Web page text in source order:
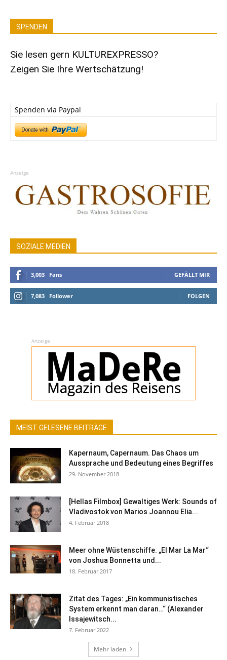
SPENDEN
Sie lesen gern KULTUREXPRESSO?
Zeigen Sie Ihre Wertschätzung!
Spenden via Paypal
Anzeige
SOZIALE MEDIEN
3,003 Fans GEFÄLLT MIR
7,083 Follower FOLGEN
Anzeige
MEIST GELESENE BEITRÄGE
Kapernaum, Capernaum. Das Chaos um
Aussprache und Bedeutung eines Begriffes
29. November 2018
[Hellas Filmbox] Gewaltiges Werk: Sounds of
Vladivostok von Marios Joannou Elia...
4. Februar 2018
Meer ohne Wüstenschiffe. „El Mar La Mar“
von Joshua Bonnetta und...
18. Februar 2017
Zitat des Tages: „Ein kommunistisches
System erkennt man daran…“ (Alexander
Issajewitsch...
7. Februar 2022
Mehr laden